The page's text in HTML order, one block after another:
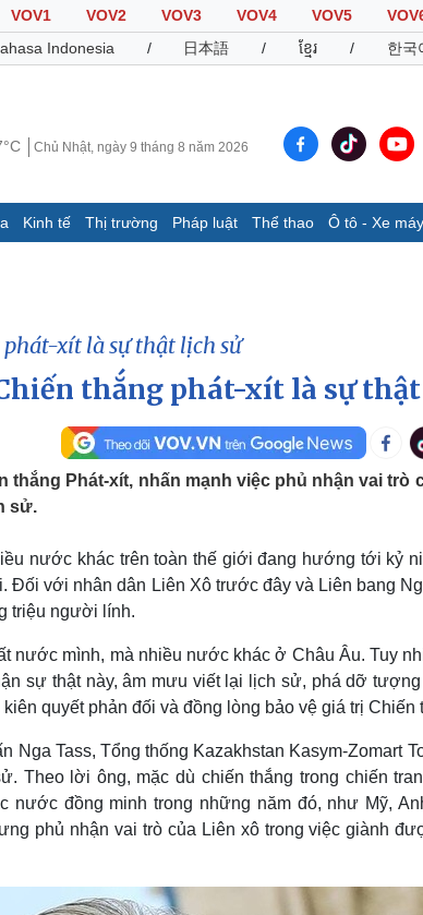
VOV1 VOV2 VOV3 VOV4 VOV5
Indonesia / 日本語 / ខ្មែរ / 한국
Chủ Nhật, ngày 9 tháng 8 năm 2026
Kinh tế Thị trường Pháp luật Thể thao Ô tô - Xe máy
Hồ sơ
Thể thao
Bóng đá
Hậu trường
Ô tô - Xe máy
Ô tô
Văn hóa
Văn học
Âm nhạc
Di sản
Thời trang
Sao Việt
xít là sự thật lịch sử
thắng phát-xít là sự
thắng Phát-xít, nhấn mạnh việc phủ nhận vai trò
sử.
nước khác trên toàn thế giới đang hướng tới kỷ
Đối với nhân dân Liên Xô trước đây và Liên bang
triệu người lính.
nước mình, mà nhiều nước khác ở Châu Âu. Tuy
sự thật này, âm mưu viết lại lịch sử, phá dỡ tượng
quyết phản đối và đồng lòng bảo vệ giá trị Chiến
Nga Tass, Tổng thống Kazakhstan Kasym-Zomart
Theo lời ông, mặc dù chiến thắng trong chiến
nước đồng minh trong những năm đó, như Mỹ,
phủ nhận vai trò của Liên xô trong việc giành